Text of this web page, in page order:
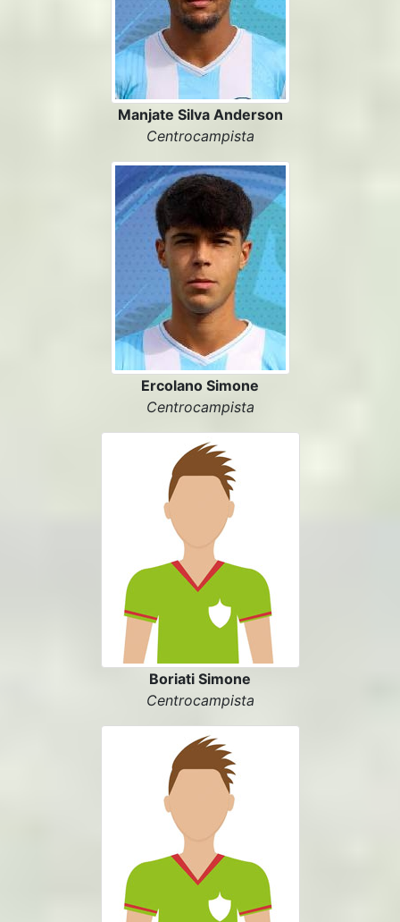
Manjate Silva Anderson
Centrocampista
Ercolano Simone
Centrocampista
Boriati Simone
Centrocampista